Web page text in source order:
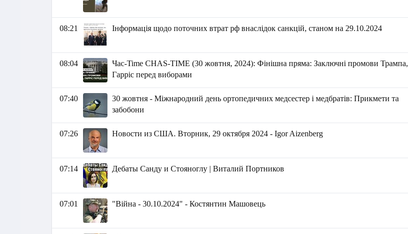
08:21 Інформація щодо поточних втрат рф внаслідок санкцій, станом на 29.10.2024
08:04
Час-Time CHAS-TIME (30 жовтня, 2024): Фінішна пряма: Заключні промови Трампа,
Гарріс перед виборами
07:40
30 жовтня - Міжнародний день ортопедичних медсестер і медбратів: Прикмети та
забобони
07:26 Новости из США. Вторник, 29 октября 2024 - Igor Aizenberg
07:14 Дебаты Санду и Стояноглу | Виталий Портников
07:01 "Війна - 30.10.2024" - Костянтин Машовець